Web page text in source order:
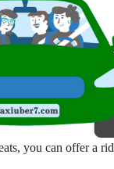
you can offer a